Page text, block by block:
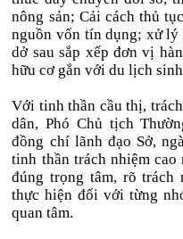
nông sản; Cải cách thủ
nguồn vốn tín dụng; xử lý
dở sau sắp xếp đơn vị
hữu cơ gắn với du lịch
Với tinh thần cầu thị,
dân, Phó Chủ tịch
đồng chí lãnh đạo Sở,
tinh thần trách nhiệm
đúng trọng tâm, rõ
thực hiện đối với từng
quan tâm.